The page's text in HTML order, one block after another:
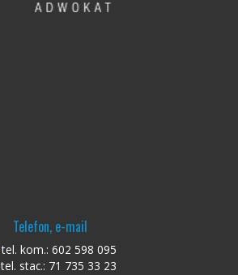
Telefon, e-mail
tel. kom.: 602 598 095
tel. stac.: 71 735 33 23